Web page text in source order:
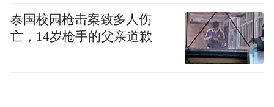
泰国校园枪击案致多人伤
亡，14岁枪手的父亲道歉